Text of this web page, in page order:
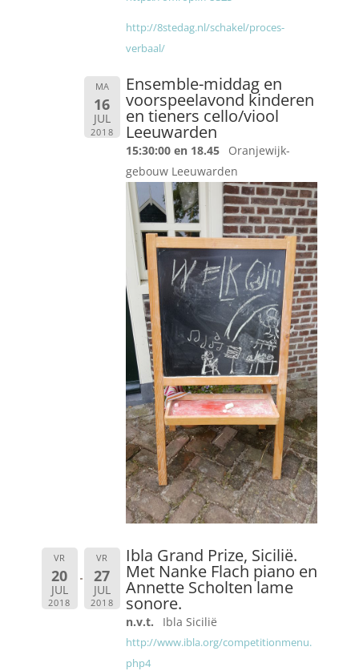
http://8stedag.nl/schakel/proces-
verbaal/
MA
16
JUL
2018
Ensemble-middag en
voorspeelavond kinderen
en tieners cello/viool
Leeuwarden
15:30:00 en 18.45
Oranjewijk-
gebouw Leeuwarden
VR
20
JUL
2018
VR
27
JUL
2018
Ibla Grand Prize, Sicilië.
Met Nanke Flach piano en
Annette Scholten lame
sonore.
n.v.t. Ibla Sicilië
http://www.ibla.org/competitionmenu.
php4